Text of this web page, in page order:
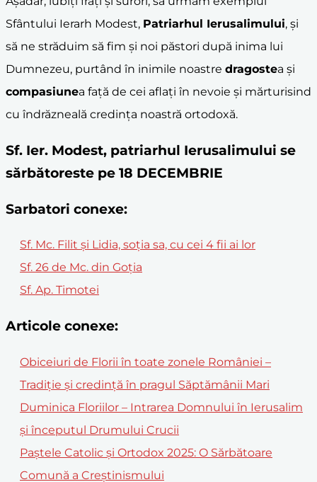
Sfântului Ierarh Modest, Patriarhul Ierusalimului, și
să ne străduim să fim și noi păstori după inima lui
Dumnezeu, purtând în inimile noastre dragostea și
compasiunea față de cei aflați în nevoie și mărturisind
cu îndrăzneală credința noastră ortodoxă.
Sf. Ier. Modest, patriarhul Ierusalimului se
sărbătoreste pe 18 DECEMBRIE
Sarbatori conexe:
Sf. Mc. Filit și Lidia, soția sa, cu cei 4 fii ai lor
Sf. 26 de Mc. din Goția
Sf. Ap. Timotei
Articole conexe:
Obiceiuri de Florii în toate zonele României –
Tradiție și credință în pragul Săptămânii Mari
Duminica Floriilor – Intrarea Domnului în Ierusalim
și începutul Drumului Crucii
Paștele Catolic și Ortodox 2025: O Sărbătoare
Comună a Creștinismului